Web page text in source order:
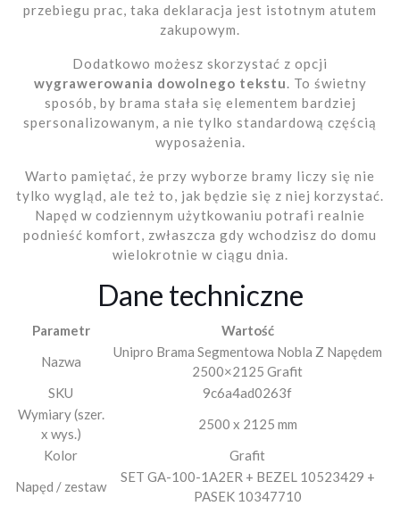
przebiegu prac, taka deklaracja jest istotnym atutem
zakupowym.
Dodatkowo możesz skorzystać z opcji
wygrawerowania dowolnego tekstu. To świetny
sposób, by brama stała się elementem bardziej
spersonalizowanym, a nie tylko standardową częścią
wyposażenia.
Warto pamiętać, że przy wyborze bramy liczy się nie
tylko wygląd, ale też to, jak będzie się z niej korzystać.
Napęd w codziennym użytkowaniu potrafi realnie
podnieść komfort, zwłaszcza gdy wchodzisz do domu
wielokrotnie w ciągu dnia.
Dane techniczne
Parametr
Wartość
Nazwa
Unipro Brama Segmentowa Nobla Z Napędem
2500×2125 Grafit
SKU
9c6a4ad0263f
Wymiary (szer.
x wys.)
2500 x 2125 mm
Kolor
Grafit
Napęd / zestaw
SET GA-100-1A2ER + BEZEL 10523429 +
PASEK 10347710